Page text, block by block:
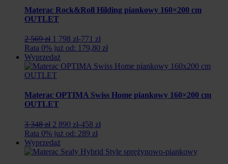
zł.
zł.
Materac Rock&Roll Hilding piankowy 160×200 cm
OUTLET
2 569 zł Pierwotna
cena
wynosiła:
2
569
1 798 złAktualna
cena
1
-771 zł
Rata 0% już od: 179,80 zł
Wyprzedaż
Materac OPTIMA Swiss Home piankowy 160×200 cm
OUTLET
3 348 zł Pierwotna
cena
wynosiła:
3
2 890 złAktualna
cena
2
-458 zł
Rata 0% już od: 289 zł
Wyprzedaż